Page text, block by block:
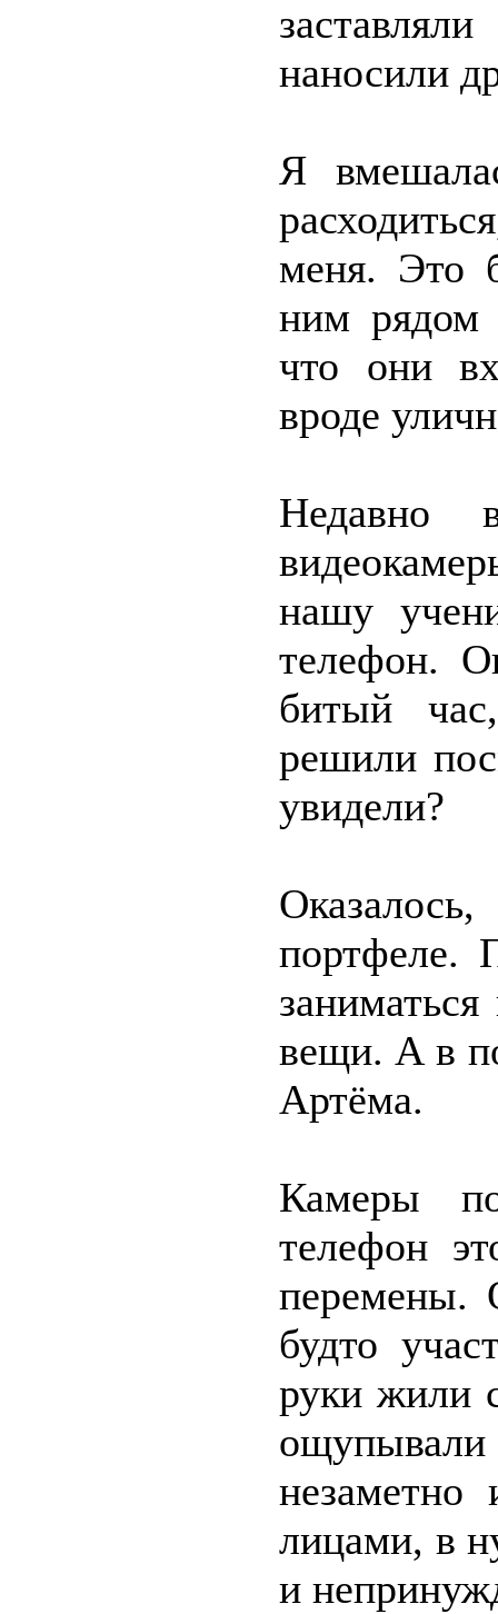
наносили
Я
меня. Это
ним рядом
что они
вроде
Недавно
нашу
телефон.
битый
решили
увидели?
портфеле.
вещи. А в
Артёма.
Камеры
телефон
перемены.
будто
руки жили
незаметно
лицами, в
и